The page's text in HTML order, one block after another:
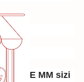
E MM sizi